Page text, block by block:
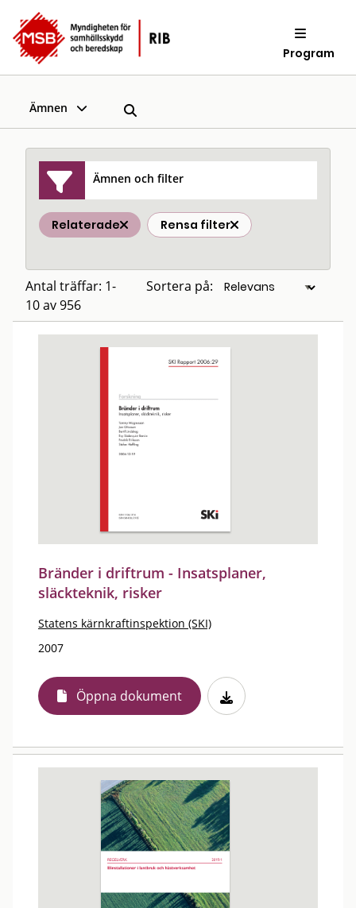
Program
Ämnen
Ämnen och filter
Relaterade Rensa filter
Antal träffar: 1-
10 av 956
Sortera på:
Bränder i driftrum - Insatsplaner,
släckteknik, risker
Statens kärnkraftinspektion (SKI)
2007
Öppna dokument